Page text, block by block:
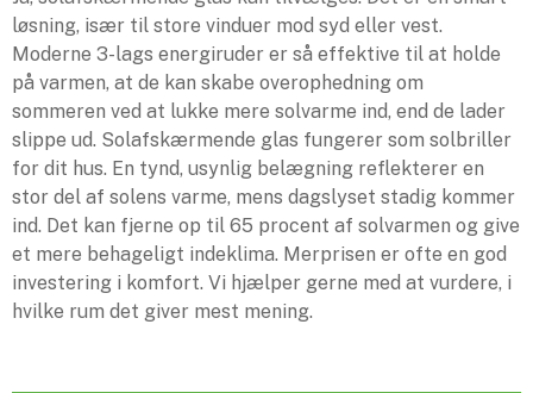
løsning, især til store vinduer mod syd eller vest.
Moderne 3-lags energiruder er så effektive til at holde
på varmen, at de kan skabe overophedning om
sommeren ved at lukke mere solvarme ind, end de lader
slippe ud. Solafskærmende glas fungerer som solbriller
for dit hus. En tynd, usynlig belægning reflekterer en
stor del af solens varme, mens dagslyset stadig kommer
ind. Det kan fjerne op til 65 procent af solvarmen og give
et mere behageligt indeklima. Merprisen er ofte en god
investering i komfort. Vi hjælper gerne med at vurdere, i
hvilke rum det giver mest mening.